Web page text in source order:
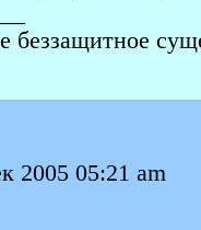
2005 05:21 am